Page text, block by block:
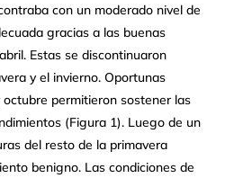
con un moderado nivel de
gracias a las buenas
Estas se discontinuaron
y el invierno. Oportunas
permitieron sostener las
(Figura 1). Luego de un
del resto de la primavera
benigno. Las condiciones de